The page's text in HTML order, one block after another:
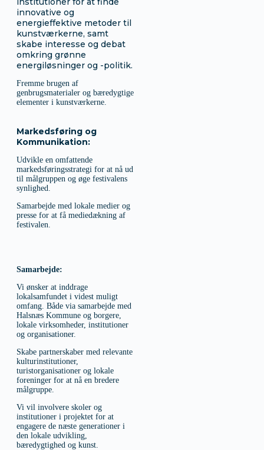
innovative og
energieffektive metoder til
kunstværkerne, samt
skabe interesse og debat
omkring grønne
energiløsninger og -politik.
Fremme brugen af
genbrugsmaterialer og bæredygtige
elementer i kunstværkerne.
Markedsføring og
Kommunikation:
Udvikle en omfattende
markedsføringsstrategi for at nå ud
til målgruppen og øge festivalens
synlighed.
Samarbejde med lokale medier og
presse for at få mediedækning af
festivalen.
Samarbejde:
Vi ønsker at inddrage
lokalsamfundet i videst muligt
omfang. Både via samarbejde med
Halsnæs Kommune og borgere,
lokale virksomheder, institutioner
og organisationer.
Skabe partnerskaber med relevante
kulturinstitutioner,
turistorganisationer og lokale
foreninger for at nå en bredere
målgruppe.
Vi vil involvere skoler og
institutioner i projektet for at
engagere de næste generationer i
den lokale udvikling,
bæredygtighed og kunst.